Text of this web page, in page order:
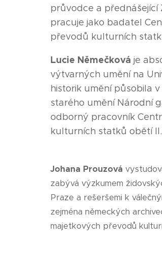
průvodce a přednášející
pracuje jako badatel
převodů kulturních
Lucie Němečková je
výtvarných umění na
historik umění působila
starého umění Národní
odborný pracovník
kulturních statků obětí II.
Johana Prouzová
zabývá výzkumem
Praze a rešeršemi k
zejména německých
majetkových převodů